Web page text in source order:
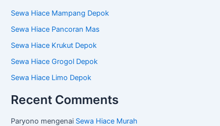
Sewa Hiace Mampang Depok
Sewa Hiace Pancoran Mas
Sewa Hiace Krukut Depok
Sewa Hiace Grogol Depok
Sewa Hiace Limo Depok
Recent Comments
Paryono mengenai Sewa Hiace Murah